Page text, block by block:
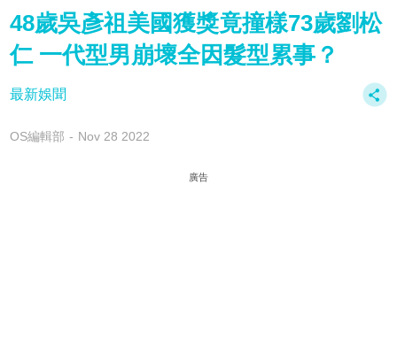
48歲吳彥祖美國獲獎竟撞樣73歲劉松
仁 一代型男崩壞全因髮型累事？
最新娛聞
OS編輯部 Nov 28 2022
廣告